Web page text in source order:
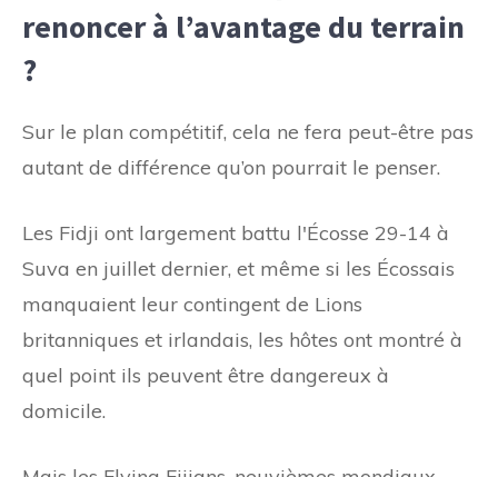
renoncer à l’avantage du terrain
?
Sur le plan compétitif, cela ne fera peut-être pas
autant de différence qu’on pourrait le penser.
Les Fidji ont largement battu l'Écosse 29-14 à
Suva en juillet dernier, et même si les Écossais
manquaient leur contingent de Lions
britanniques et irlandais, les hôtes ont montré à
quel point ils peuvent être dangereux à
domicile.